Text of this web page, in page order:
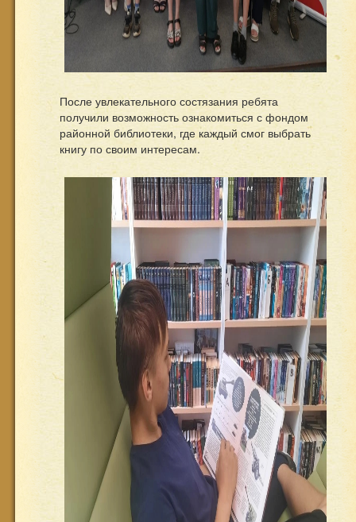
После увлекательного состязания ребята
получили возможность ознакомиться с фондом
районной библиотеки, где каждый смог выбрать
книгу по своим интересам.